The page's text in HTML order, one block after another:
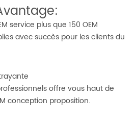
service plus que 150 OEM
avec succès pour les clients du
offre vous haut de
conception proposition.